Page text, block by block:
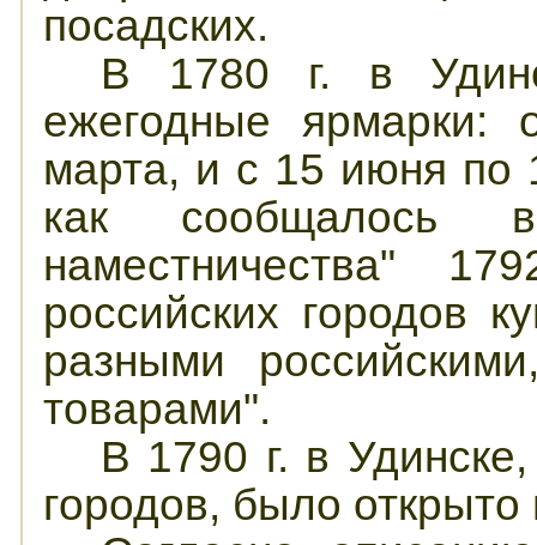
посадских.
В 1780 г. в
ежегодные
марта, и с 15 июня по
как сообщалось в
наместничества"
российских городов
разными
товарами".
В 1790 г. в
городов, было